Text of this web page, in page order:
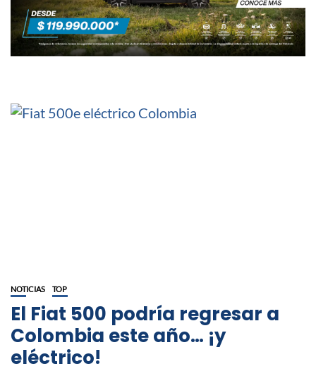
NOTICIAS TOP
El Fiat 500 podría regresar a
Colombia este año… ¡y
eléctrico!